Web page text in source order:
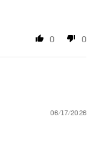
0 0
06/17/2026